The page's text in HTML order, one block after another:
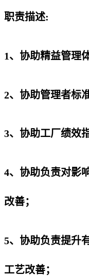
职责描述:
1、协助精益管理
2、协助管理者标
3、协助工厂绩效
4、协助负责对影
改善；
5、协助负责提升
工艺改善；